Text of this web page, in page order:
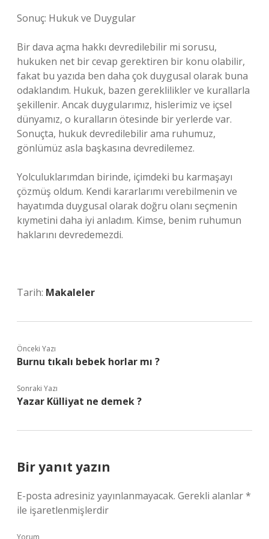
Sonuç: Hukuk ve Duygular
Bir dava açma hakkı devredilebilir mi sorusu,
hukuken net bir cevap gerektiren bir konu olabilir,
fakat bu yazıda ben daha çok duygusal olarak buna
odaklandım. Hukuk, bazen gereklilikler ve kurallarla
şekillenir. Ancak duygularımız, hislerimiz ve içsel
dünyamız, o kuralların ötesinde bir yerlerde var.
Sonuçta, hukuk devredilebilir ama ruhumuz,
gönlümüz asla başkasına devredilemez.
Yolculuklarımdan birinde, içimdeki bu karmaşayı
çözmüş oldum. Kendi kararlarımı verebilmenin ve
hayatımda duygusal olarak doğru olanı seçmenin
kıymetini daha iyi anladım. Kimse, benim ruhumun
haklarını devredemezdi.
Tarih: Makaleler
Önceki Yazı
Burnu tıkalı bebek horlar mı ?
Sonraki Yazı
Yazar Külliyat ne demek ?
Bir yanıt yazın
E-posta adresiniz yayınlanmayacak. Gerekli alanlar*
ile işaretlenmişlerdir
Yorum